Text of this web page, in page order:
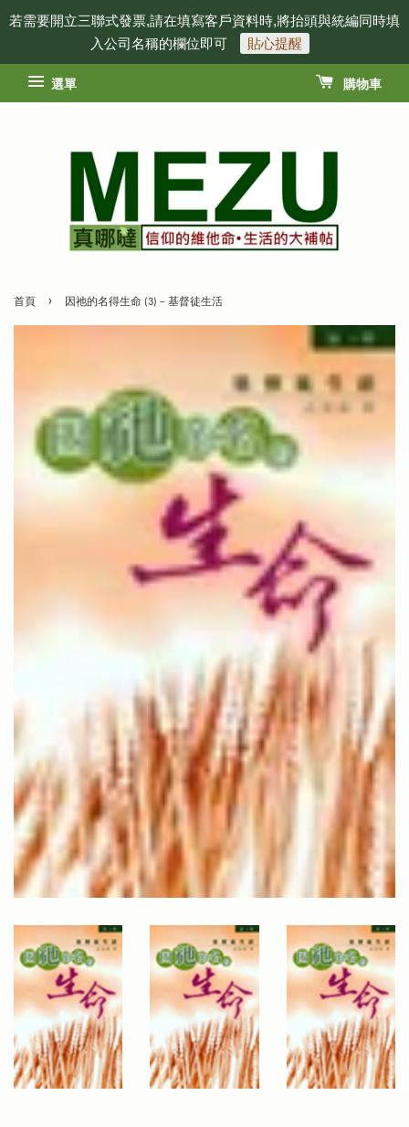
若需要開立三聯式發票,請在填寫客戶資料時,將抬頭與統編同時填
入公司名稱的欄位即可
貼心提醒
選單 購物車
首頁 › 因祂的名得生命 (3)－基督徒生活